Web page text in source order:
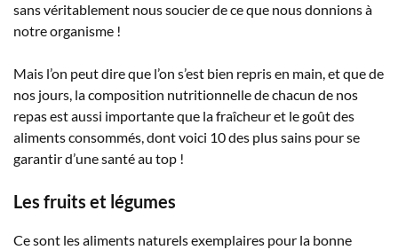
sans véritablement nous soucier de ce que nous donnions à
notre organisme !
Mais l’on peut dire que l’on s’est bien repris en main, et que de
nos jours, la composition nutritionnelle de chacun de nos
repas est aussi importante que la fraîcheur et le goût des
aliments consommés, dont voici 10 des plus sains pour se
garantir d’une santé au top !
Les fruits et légumes
Ce sont les aliments naturels exemplaires pour la bonne